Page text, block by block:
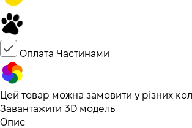
Оплата Частинами
Цей товар можна замовити у різних
Завантажити 3D модель
Опис